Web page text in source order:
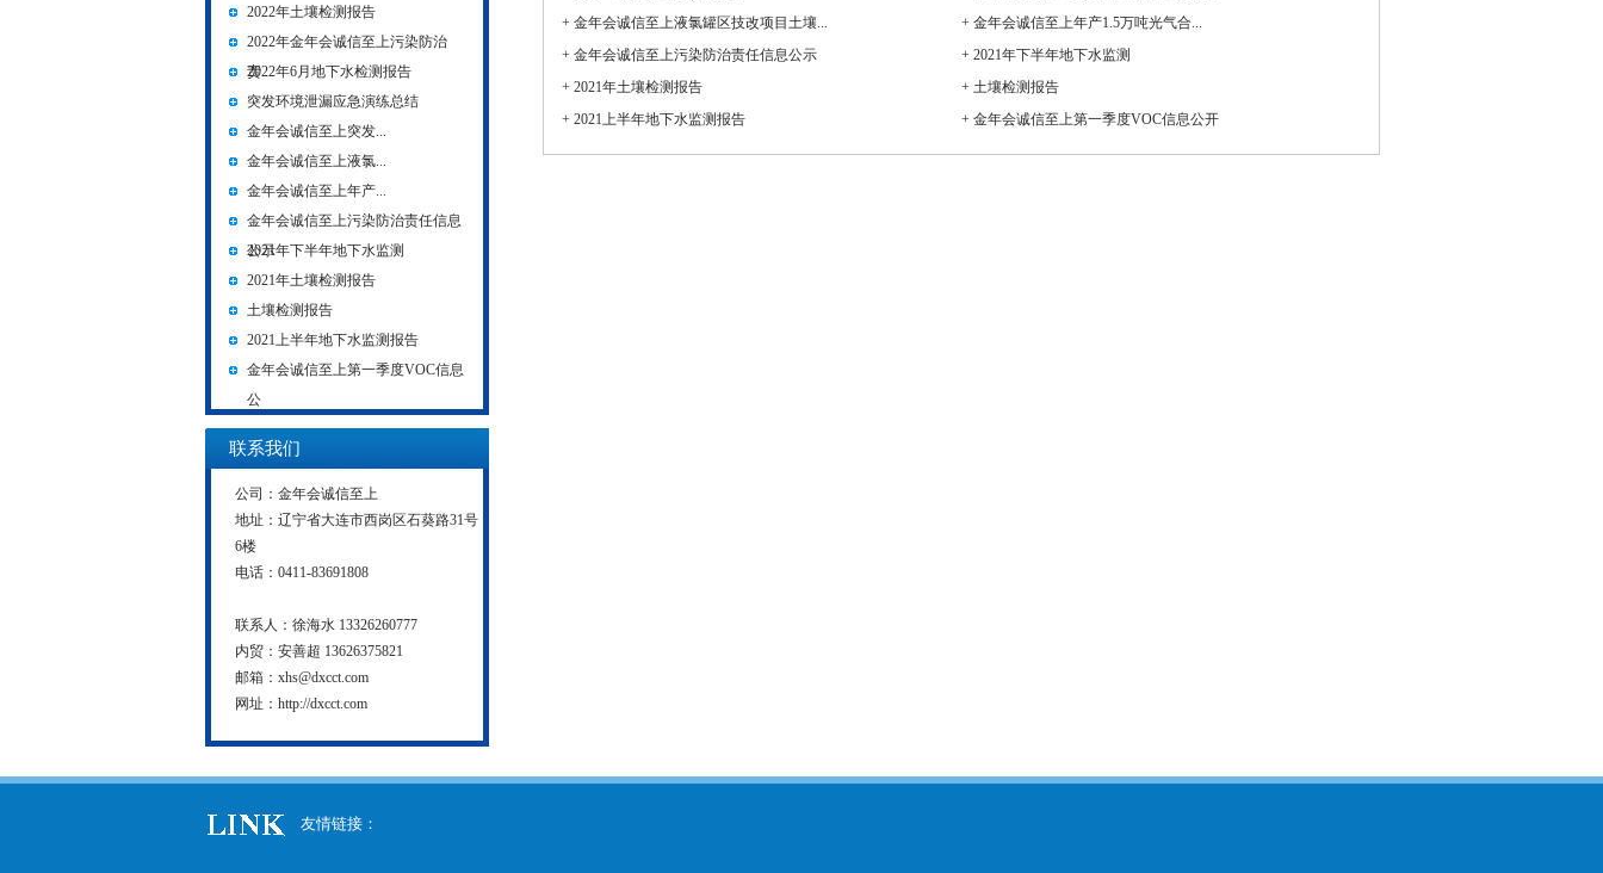
2022年土壤检测报告
2022年金年会诚信至上污染防治
责...
2022年6月地下水检测报告
突发环境泄漏应急演练总结
金年会诚信至上突发...
金年会诚信至上液氯...
金年会诚信至上年产...
金年会诚信至上污染防治责任信息
公示
2021年下半年地下水监测
2021年土壤检测报告
土壤检测报告
2021上半年地下水监测报告
金年会诚信至上第一季度VOC信息
公
联系我们
公司： 金年会诚信至上
地址：辽宁省大连市西岗区石葵路31号
6楼
电话：0411-83691808
联系人：徐海水 13326260777
内贸：安善超 13626375821
邮箱： xhs@dxcct.com
网址： http://dxcct.com
+ 金年会诚信至上液氯罐区技改项目土壤... + 金年会诚信至上年产1.5万吨光气合...
+ 金年会诚信至上污染防治责任信息公示 + 2021年下半年地下水监测
+ 2021年土壤检测报告 + 土壤检测报告
+ 2021上半年地下水监测报告 + 金年会诚信至上第一季度VOC信息公开
友情链接：